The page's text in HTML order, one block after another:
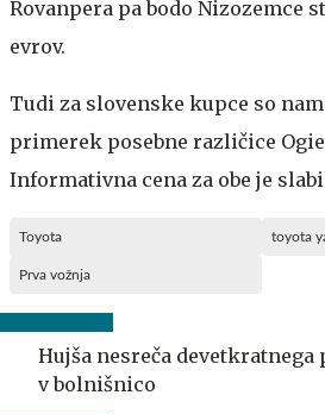
Rovanpera pa bodo Nizozemce
evrov.
Tudi za slovenske kupce so
primerek posebne različice
Informativna cena za obe je
Toyota toyota
Prva vožnja
Hujša nesreča
v bolnišnico